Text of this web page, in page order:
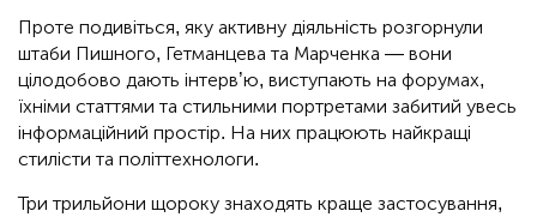
Проте подивіться, яку активну діяльність розгорнули
штаби Пишного, Гетманцева та Марченка — вони
цілодобово дають інтерв’ю, виступають на форумах,
їхніми статтями та стильними портретами забитий увесь
інформаційний простір. На них працюють найкращі
стилісти та політтехнологи.
Три трильйони щороку знаходять краще застосування,